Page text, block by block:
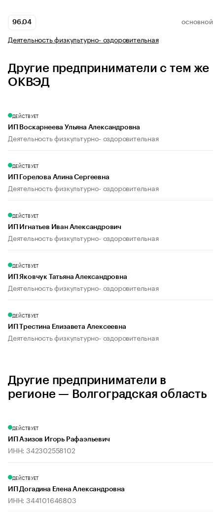
96.04 ОСНОВНОЙ
Деятельность физкультурно- оздоровительная
Другие предприниматели с тем же
ОКВЭД
ДЕЙСТВУЕТ
ИП Воскарнеева Ульяна Александровна
Деятельность физкультурно- оздоровительная
ДЕЙСТВУЕТ
ИП Горелова Алина Сергеевна
Деятельность физкультурно- оздоровительная
ДЕЙСТВУЕТ
ИП Игнатьев Иван Александрович
Деятельность физкультурно- оздоровительная
ДЕЙСТВУЕТ
ИП Яковчук Татьяна Александровна
Деятельность физкультурно- оздоровительная
ДЕЙСТВУЕТ
ИП Трестина Елизавета Алексеевна
Деятельность физкультурно- оздоровительная
Другие предприниматели в
регионе — Волгоградская область
ДЕЙСТВУЕТ
ИП Азизов Игорь Рафаэльевич
ИНН: 342302558102
ДЕЙСТВУЕТ
ИП Догадина Елена Александровна
ИНН: 344101646803